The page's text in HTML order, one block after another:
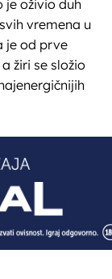
je oživio duh
vremena u
je od prve
žiri se složio